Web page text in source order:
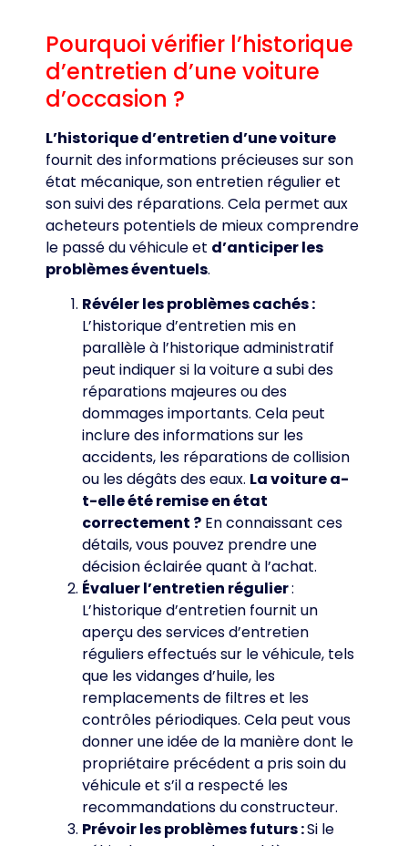
Pourquoi vérifier l’historique
d’entretien d’une voiture
d’occasion ?
L’historique d’entretien d’une voiture
fournit des informations précieuses sur son
état mécanique, son entretien régulier et
son suivi des réparations. Cela permet aux
acheteurs potentiels de mieux comprendre
le passé du véhicule et d’anticiper les
problèmes éventuels.
Révéler les problèmes cachés :
L’historique d’entretien mis en
parallèle à l’historique administratif
peut indiquer si la voiture a subi des
réparations majeures ou des
dommages importants. Cela peut
inclure des informations sur les
accidents, les réparations de collision
ou les dégâts des eaux. La voiture a-
t-elle été remise en état
correctement ? En connaissant ces
détails, vous pouvez prendre une
décision éclairée quant à l’achat.
Évaluer l’entretien régulier:
L’historique d’entretien fournit un
aperçu des services d’entretien
réguliers effectués sur le véhicule, tels
que les vidanges d’huile, les
remplacements de filtres et les
contrôles périodiques. Cela peut vous
donner une idée de la manière dont le
propriétaire précédent a pris soin du
véhicule et s’il a respecté les
recommandations du constructeur.
Prévoir les problèmes futurs :Si le